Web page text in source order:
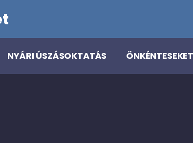
NYÁRI ÚSZÁSOKTATÁS